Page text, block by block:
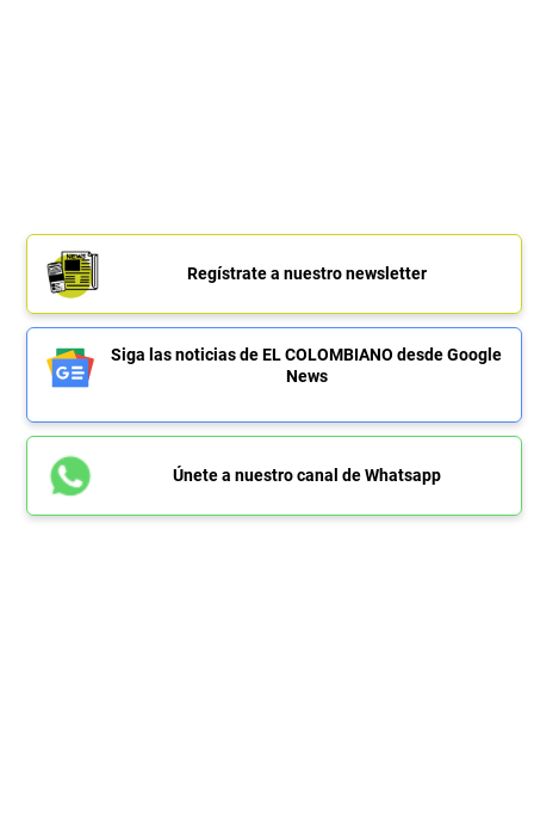
Regístrate a nuestro newsletter
Siga las noticias de EL COLOMBIANO desde Google
News
Únete a nuestro canal de Whatsapp